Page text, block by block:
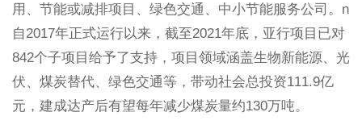
用、节能或减排项目、绿色交通、中小节能服务公司。n
自2017年正式运行以来，截至2021年底，亚行项目已对
842个子项目给予了支持，项目领域涵盖生物新能源、光
伏、煤炭替代、绿色交通等，带动社会总投资111.9亿
元，建成达产后有望每年减少煤炭量约130万吨。